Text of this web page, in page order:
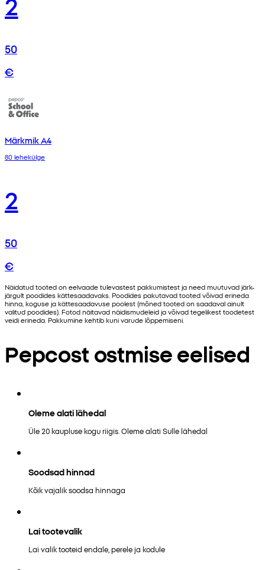
50
€
Märkmik A4
80 lehekülge
2
50
€
Näidatud tooted on eelvaade tulevastest pakkumistest ja need muutuvad järk-
järgult poodides kättesaadavaks. Poodides pakutavad tooted võivad erineda
hinna, koguse ja kättesaadavuse poolest (mõned tooted on saadaval ainult
valitud poodides). Fotod näitavad näidismudeleid ja võivad tegelikest toodetest
veidi erineda. Pakkumine kehtib kuni varude lõppemiseni.
Pepcost ostmise eelised
Oleme alati lähedal
Üle 20 kaupluse kogu riigis. Oleme alati Sulle lähedal
Soodsad hinnad
Kõik vajalik soodsa hinnaga
Lai tootevalik
Lai valik tooteid endale, perele ja kodule